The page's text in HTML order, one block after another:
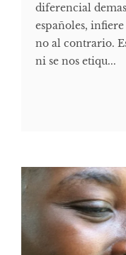
diferencial
españoles,
no al contrario.
ni se nos etiqu...